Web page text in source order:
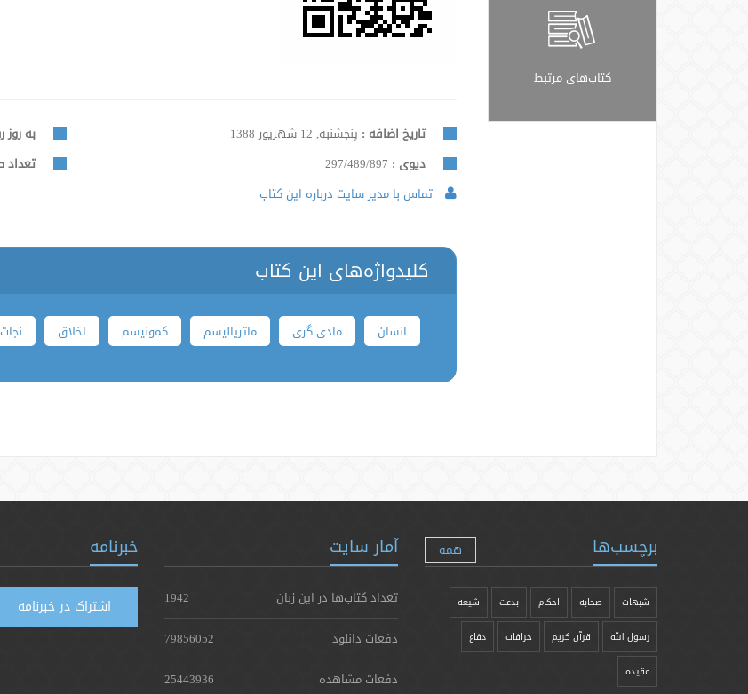
کتاب‌های مرتبط
تاریخ اضافه : پنجشنبه, 12 شهریور 1388 به
دیوی : 297/489/897 تعداد
تماس با مدیر سایت درباره این کتاب
کلیدواژه‌های این کتاب
انسان مادی گری ماتریالیسم کمونیسم اخلاق نجات
برچسب‌ها همه
شبهات صحابه احکام بدعت شیعه
رسول الله قرآن کریم خرافات دفاع
عقیده
آمار سایت
تعداد کتاب‌ها در این زبان
1942
دفعات دانلود
79856052
دفعات مشاهده
25443936
خبرنامه
اشتراک در خبرنامه